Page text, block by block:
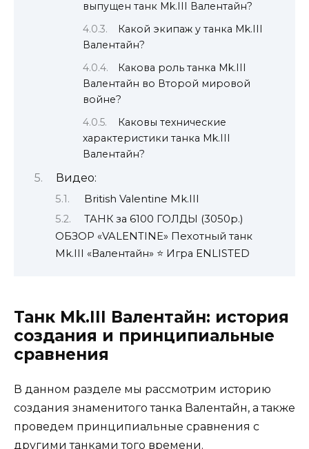
выпущен танк Mk.III Валентайн?
Какой экипаж у танка Mk.III
Валентайн?
Какова роль танка Mk.III
Валентайн во Второй мировой
войне?
Каковы технические
характеристики танка Mk.III
Валентайн?
Видео:
British Valentine Mk.III
ТАНК за 6100 ГОЛДЫ (3050р.)
ОБЗОР «VALENTINE» Пехотный танк
Mk.III «Валентайн» ⭐ Игра ENLISTED
Танк Mk.III Валентайн: история
создания и принципиальные
сравнения
В данном разделе мы рассмотрим историю
создания знаменитого танка Валентайн, а также
проведем принципиальные сравнения с
другими танками того времени.